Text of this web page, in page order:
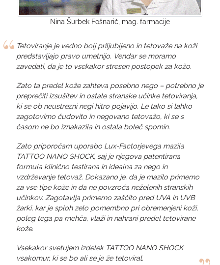
Nina Šurbek Fošnarič, mag. farmacije
Tetoviranje je vedno bolj priljubljeno in tetovaže na koži
predstavljajo pravo umetnijo. Vendar se moramo
zavedati, da je to vsekakor stresen postopek za kožo.
Zato ta predel kože zahteva posebno nego – potrebno je
preprečiti izsušitev in ostale stranske učinke tetoviranja,
ki se ob neustrezni negi hitro pojavijo. Le tako si lahko
zagotovimo čudovito in negovano tetovažo, ki se s
časom ne bo iznakazila in ostala boleč spomin.
Zato priporočam uporabo Lux-Factorjevega mazila
TATTOO NANO SHOCK, saj je njegova patentirana
formula klinično testirana in idealna za nego in
vzdrževanje tetovaž. Dokazano je, da je mazilo primerno
za vse tipe kože in da ne povzroča neželenih stranskih
učinkov. Zagotavlja primerno zaščito pred UVA in UVB
žarki, kar je sploh zelo pomembno pri obremenjeni koži,
poleg tega pa mehča, vlaži in nahrani predel tetovirane
kože.
Vsekakor svetujem izdelek TATTOO NANO SHOCK
vsakomur, ki se bo ali se je že tetoviral.